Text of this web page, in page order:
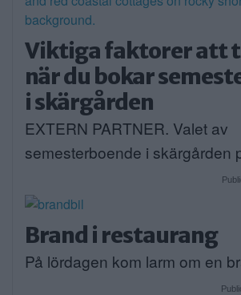
Viktiga faktorer att
när du bokar
i skärgården
EXTERN PARTNER. Valet av
semesterboende i skärgården
Brand i restaurang
På lördagen kom larm om en